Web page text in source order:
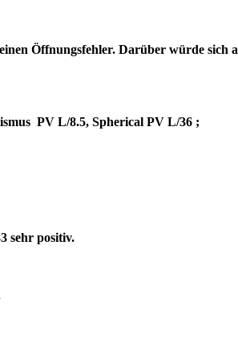
Öffnungsfehler. Darüber würde sich
PV L/8.5, Spherical PV L/36 ;
sehr positiv.
. . .